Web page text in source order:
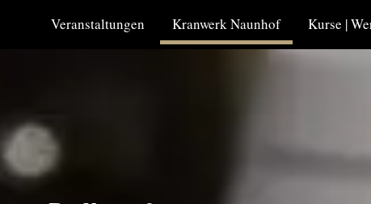
Veranstaltungen Kranwerk Naunhof Kurse |